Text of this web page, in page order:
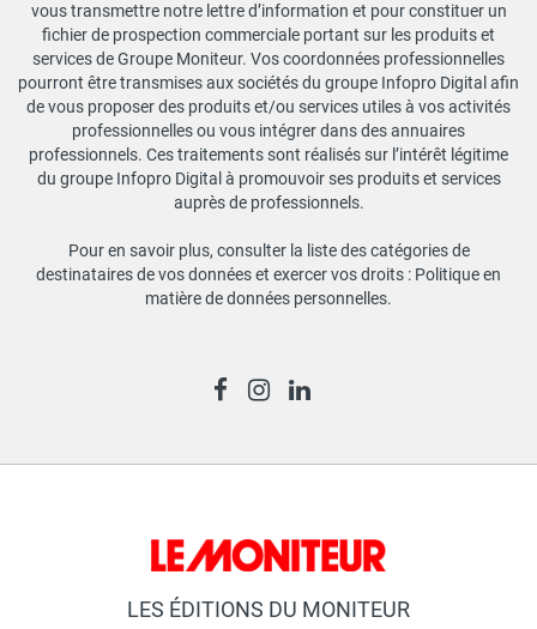
vous transmettre notre lettre d’information et pour constituer un
fichier de prospection commerciale portant sur les produits et
services de Groupe Moniteur. Vos coordonnées professionnelles
pourront être transmises aux sociétés du groupe Infopro Digital afin
de vous proposer des produits et/ou services utiles à vos activités
professionnelles ou vous intégrer dans des annuaires
professionnels. Ces traitements sont réalisés sur l’intérêt légitime
du groupe Infopro Digital à promouvoir ses produits et services
auprès de professionnels.
Pour en savoir plus, consulter la liste des catégories de
destinataires de vos données et exercer vos droits : Politique en
matière de données personnelles.
LES ÉDITIONS DU MONITEUR